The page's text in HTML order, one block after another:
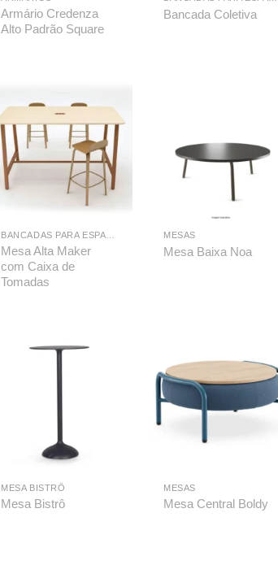
Armário Credenza
Alto Padrão Square
Bancada Coletiva
Mesa Alta Maker
com Caixa de
Tomadas
MESAS
Mesa Baixa Noa
MESA BISTRÔ
Mesa Bistrô
MESAS
Mesa Central Boldy